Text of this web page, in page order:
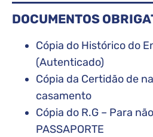
DOCUMENTOS
Cópia do Histórico do
(Autenticado)
Cópia da Certidão de
casamento
Cópia do R.G – Para
PASSAPORTE